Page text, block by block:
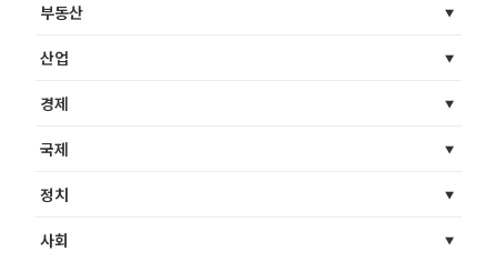
부동산
산업
경제
국제
정치
사회